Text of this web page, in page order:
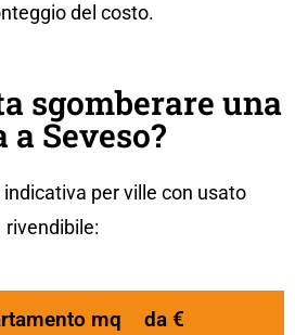
del costo.
sgomberare una
Seveso?
per ville con usato
rivendibile:
mq
da €